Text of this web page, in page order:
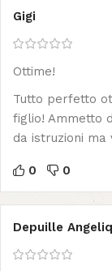
Gigi
Ottime!
Tutto perfetto
figlio! Ammetto
da istruzioni ma
0 0
Depuille